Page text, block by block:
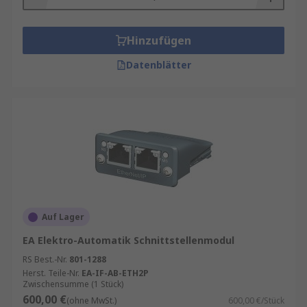
Stabile und sichere Verbindungen dank
vergoldeter oder speziell behandelter
anspruchsvollen Messumgebungen
Längere Lebensdauer durch robuste
Materialien wie Silikon oder
Flexiblere Einsatzbereiche, z. B. beim
Baugruppen
Auswahl von Labornetzgerätzubehör
Hinzufügen
Datenblätter
Auf Lager
EA Elektro-Automatik Schnittstellenmodul
RS Best.-Nr. 801-1288
Herst. Teile-Nr. EA-IF-AB-ETH2P
Zwischensumme (1 Stück)
600,00 €(ohne MwSt.) 600,00 €/Stück